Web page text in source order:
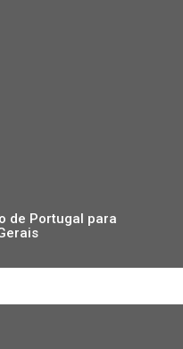
de Portugal para